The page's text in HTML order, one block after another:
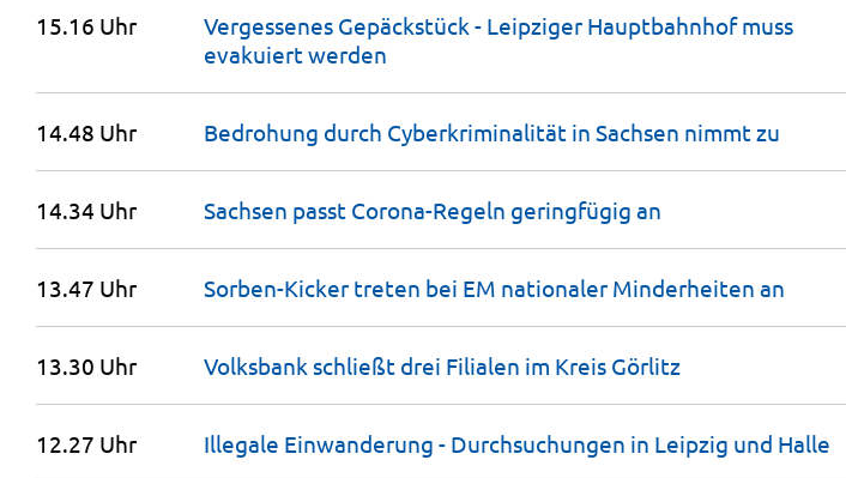
15.16 Uhr
Vergessenes Gepäckstück - Leipziger Hauptbahnhof muss
evakuiertwerden
14.48 Uhr Bedrohung durch Cyberkriminalität in Sachsen nimmtzu
14.34 Uhr Sachsen passt Corona-Regeln geringfügig an
13.47 Uhr Sorben-Kicker treten bei EM nationaler Minderheiten an
13.30 Uhr Volksbank schließt drei Filialen im Kreis Görlitz
12.27 Uhr Illegale Einwanderung - Durchsuchungen in Leipzig und Halle